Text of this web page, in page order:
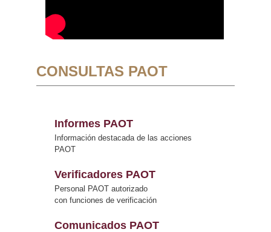
CONSULTAS PAOT
Informes PAOT
Información destacada de las acciones
PAOT
Verificadores PAOT
Personal PAOT autorizado
con funciones de verificación
Comunicados PAOT